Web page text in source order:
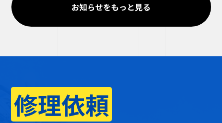
お知らせをもっと見る
修理依頼